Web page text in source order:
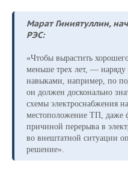
Марат Гиниятуллин,
РЭС:
«Чтобы вырастить
меньше трех лет, —
навыками, например, по
он должен досконально
схемы электроснабжения
местоположение ТП, даже
причиной перерыва в
во внештатной ситуации
решение».